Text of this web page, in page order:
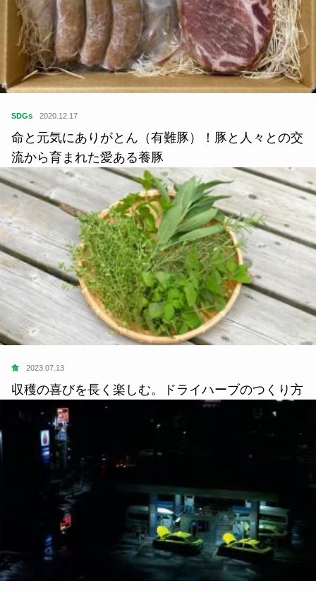
SDGs 2020.12.17
命と元気にありがとん（有難豚）！豚と人々との交
流から育まれた愛ある養豚
食 2023.07.13
収穫の喜びを長く楽しむ。ドライハーブのつくり方